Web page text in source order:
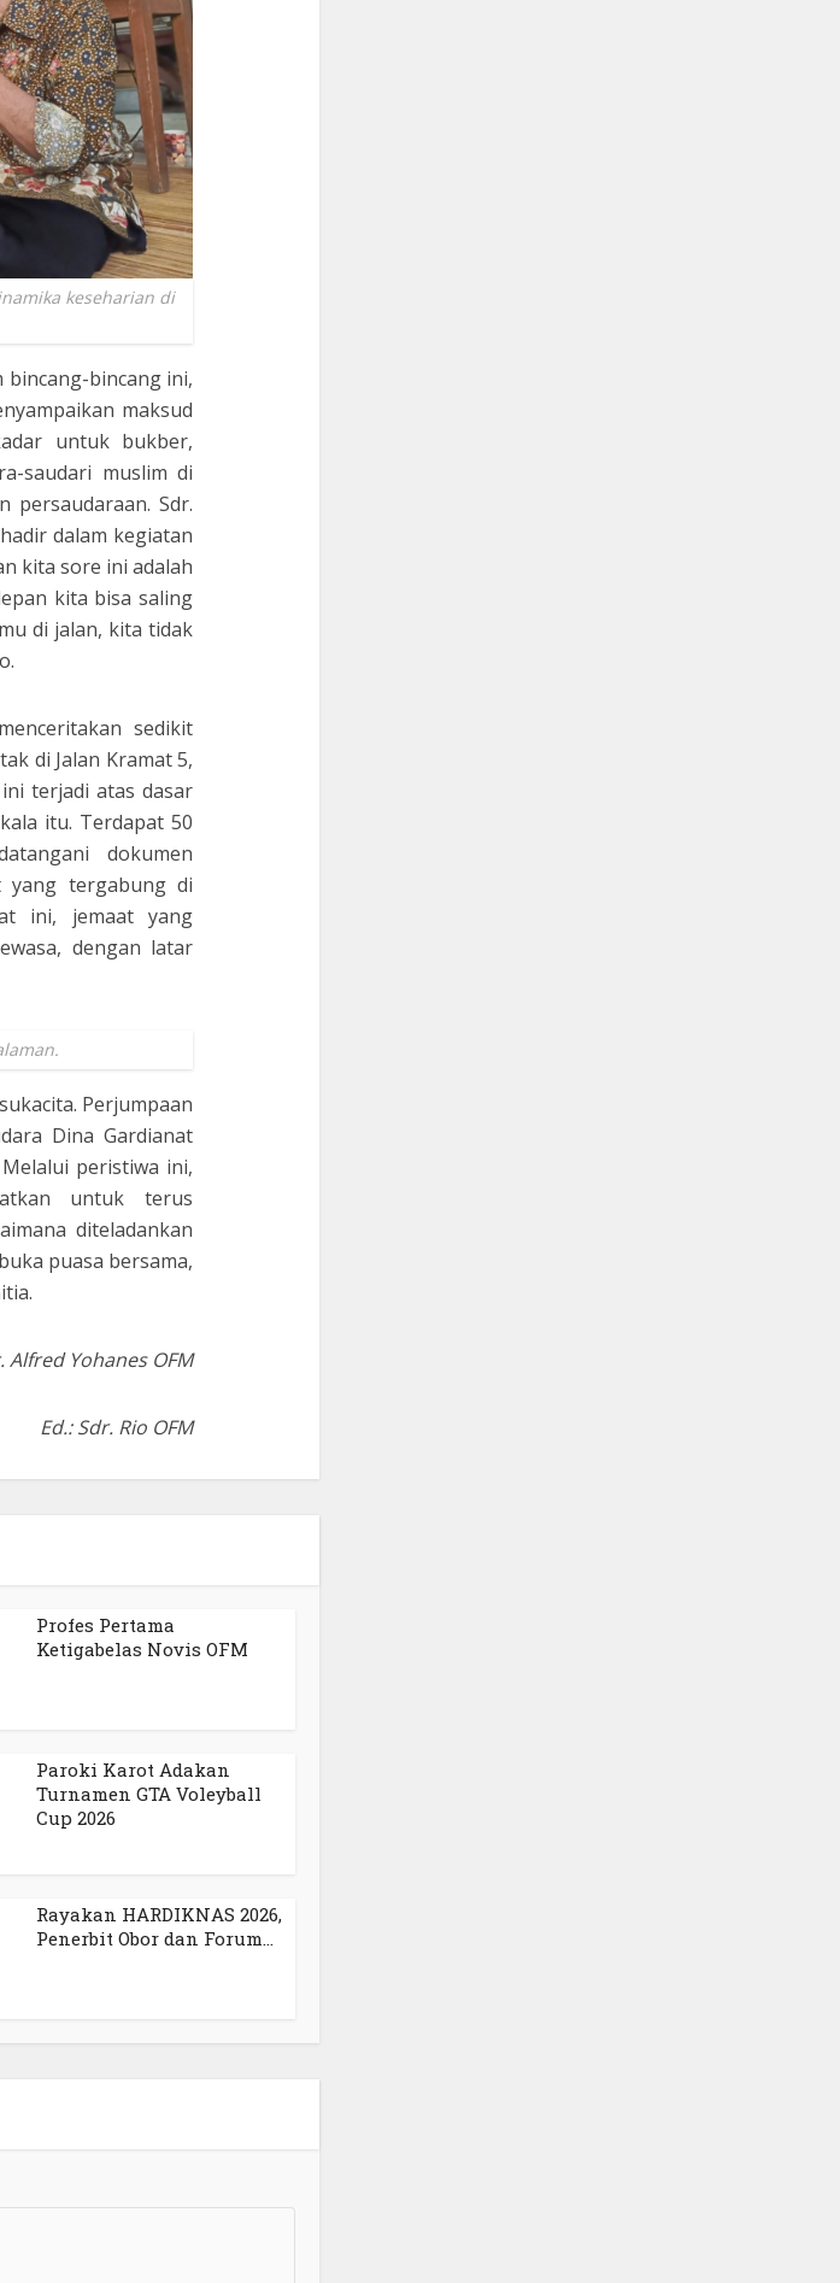
keseharian di
bincang-bincang ini,
maksud
untuk bukber,
saudari muslim di
persaudaraan. Sdr.
dalam kegiatan
kita sore ini adalah
kita bisa saling
di jalan, kita tidak
sedikit
di Jalan Kramat 5,
terjadi atas dasar
itu. Terdapat 50
dokumen
yang tergabung di
ini, jemaat yang
dengan latar
Perjumpaan
Dina Gardianat
peristiwa ini,
untuk terus
diteladankan
puasa bersama,
Yohanes OFM
Ed.: Sdr. Rio OFM
Profes Pertama
Ketigabelas Novis OFM
Paroki Karot Adakan
Turnamen GTA Voleyball
Cup 2026
Rayakan HARDIKNAS 2026,
Penerbit Obor dan Forum...